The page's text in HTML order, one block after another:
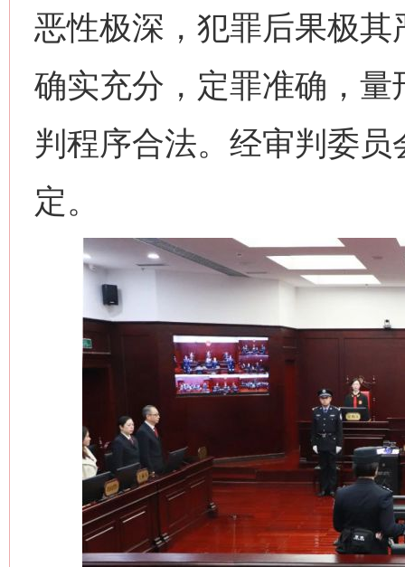
恶性极深，犯罪后果极
确实充分，定罪准确，
判程序合法。经审判委
定。